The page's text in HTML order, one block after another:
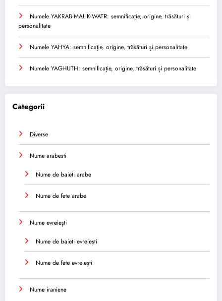
Numele YAKRAB-MALIK-WATR: semnificație, origine, trăsături și
personalitate
Numele YAHYA: semnificație, origine, trăsături și personalitate
Numele YAGHUTH: semnificație, origine, trăsături și personalitate
Categorii
Diverse
Nume arabesti
Nume de baieti arabe
Nume de fete arabe
Nume evreiești
Nume de baieti evreiești
Nume de fete evreiești
Nume iraniene